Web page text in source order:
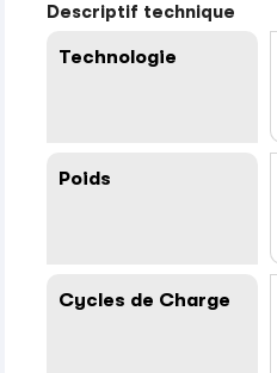
Descriptif technique
Technologie
Poids
Cycles de Charge